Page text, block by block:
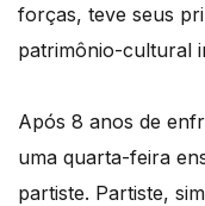
forças, teve seus
patrimônio-cultural
Após 8 anos de
uma quarta-feira
partiste. Partiste,